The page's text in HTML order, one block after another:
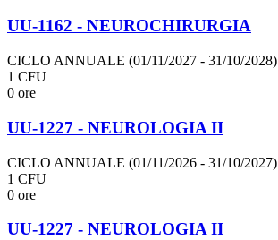
UU-1162 - NEUROCHIRURGIA
CICLO ANNUALE (01/11/2027 - 31/10/2028)
1 CFU
0 ore
UU-1227 - NEUROLOGIA II
CICLO ANNUALE (01/11/2026 - 31/10/2027)
1 CFU
0 ore
UU-1227 - NEUROLOGIA II